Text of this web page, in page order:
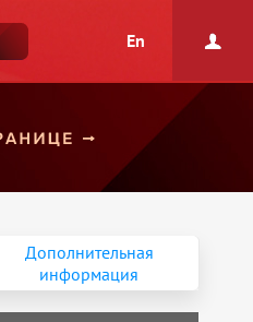
En
Дополнительная
информация